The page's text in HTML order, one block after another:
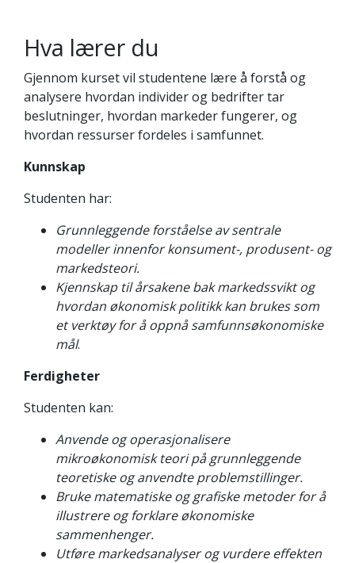
Hva lærer du
Gjennom kurset vil studentene lære å forstå og
analysere hvordan individer og bedrifter tar
beslutninger, hvordan markeder fungerer, og
hvordan ressurser fordeles i samfunnet.
Kunnskap
Studenten har:
Grunnleggende forståelse av sentrale
modeller innenfor konsument-, produsent- og
markedsteori.
Kjennskap til årsakene bak markedssvikt og
hvordan økonomisk politikk kan brukes som
et verktøy for å oppnå samfunnsøkonomiske
mål.
Ferdigheter
Studenten kan:
Anvende og operasjonalisere
mikroøkonomisk teori på grunnleggende
teoretiske og anvendte problemstillinger.
Bruke matematiske og grafiske metoder for å
illustrere og forklare økonomiske
sammenhenger.
Utføre markedsanalyser og vurdere effekten